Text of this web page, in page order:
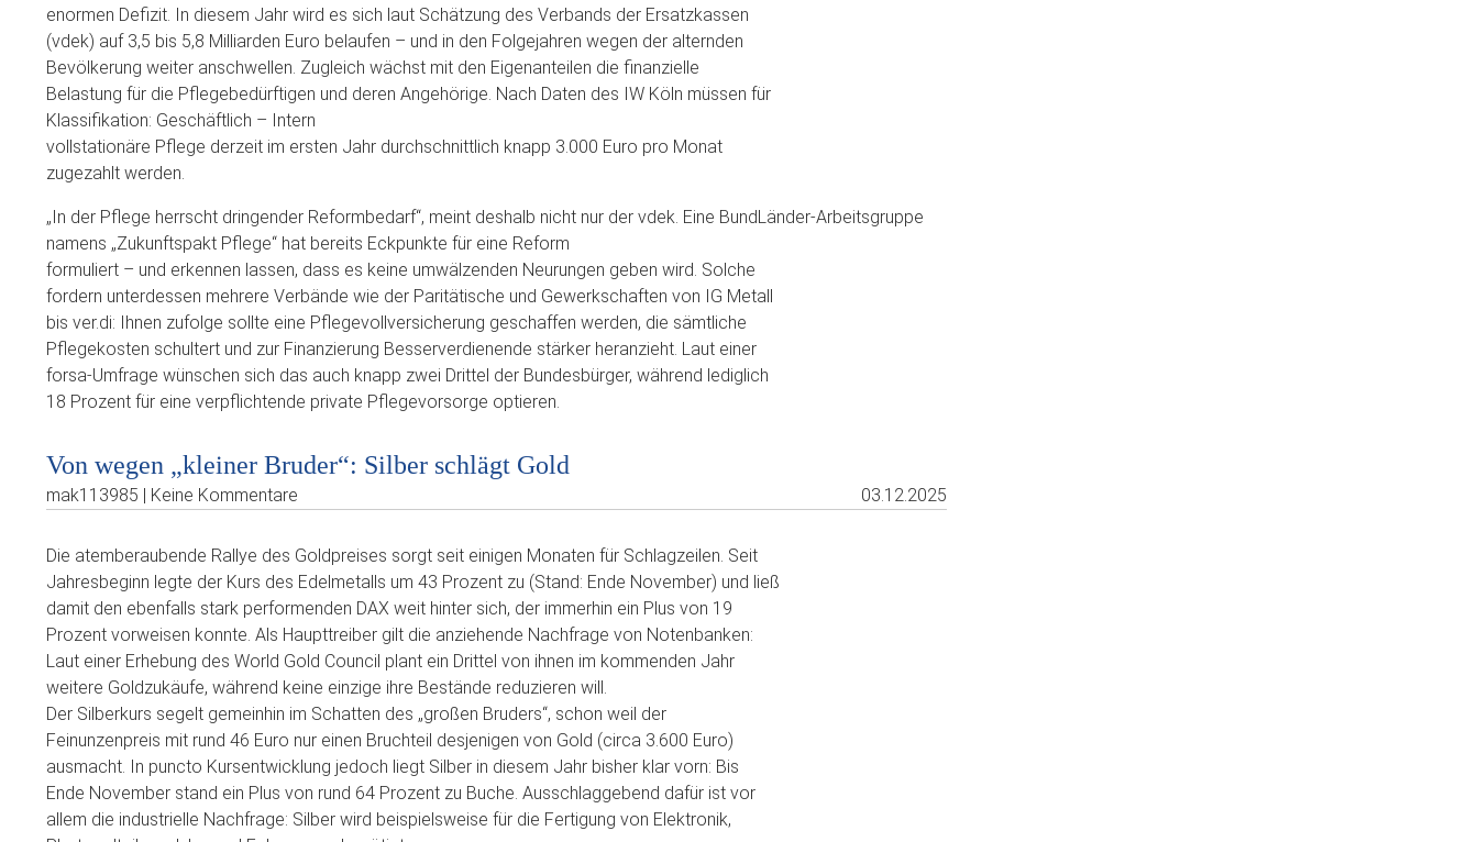
enormen Defizit. In diesem Jahr wird es sich laut Schätzung des Verbands der Ersatzkassen
(vdek) auf 3,5 bis 5,8 Milliarden Euro belaufen – und in den Folgejahren wegen der alternden
Bevölkerung weiter anschwellen. Zugleich wächst mit den Eigenanteilen die finanzielle
Belastung für die Pflegebedürftigen und deren Angehörige. Nach Daten des IW Köln müssen für
Klassifikation: Geschäftlich – Intern
vollstationäre Pflege derzeit im ersten Jahr durchschnittlich knapp 3.000 Euro pro Monat
zugezahlt werden.
„In der Pflege herrscht dringender Reformbedarf“, meint deshalb nicht nur der vdek. Eine BundLänder-Arbeitsgruppe
namens „Zukunftspakt Pflege“ hat bereits Eckpunkte für eine Reform
formuliert – und erkennen lassen, dass es keine umwälzenden Neurungen geben wird. Solche
fordern unterdessen mehrere Verbände wie der Paritätische und Gewerkschaften von IG Metall
bis ver.di: Ihnen zufolge sollte eine Pflegevollversicherung geschaffen werden, die sämtliche
Pflegekosten schultert und zur Finanzierung Besserverdienende stärker heranzieht. Laut einer
forsa-Umfrage wünschen sich das auch knapp zwei Drittel der Bundesbürger, während lediglich
18 Prozent für eine verpflichtende private Pflegevorsorge optieren.
Von wegen „kleiner Bruder“: Silber schlägt Gold
mak113985 | Keine Kommentare 03.12.2025
Die atemberaubende Rallye des Goldpreises sorgt seit einigen Monaten für Schlagzeilen. Seit
Jahresbeginn legte der Kurs des Edelmetalls um 43 Prozent zu (Stand: Ende November) und ließ
damit den ebenfalls stark performenden DAX weit hinter sich, der immerhin ein Plus von 19
Prozent vorweisen konnte. Als Haupttreiber gilt die anziehende Nachfrage von Notenbanken:
Laut einer Erhebung des World Gold Council plant ein Drittel von ihnen im kommenden Jahr
weitere Goldzukäufe, während keine einzige ihre Bestände reduzieren will.
Der Silberkurs segelt gemeinhin im Schatten des „großen Bruders“, schon weil der
Feinunzenpreis mit rund 46 Euro nur einen Bruchteil desjenigen von Gold (circa 3.600 Euro)
ausmacht. In puncto Kursentwicklung jedoch liegt Silber in diesem Jahr bisher klar vorn: Bis
Ende November stand ein Plus von rund 64 Prozent zu Buche. Ausschlaggebend dafür ist vor
allem die industrielle Nachfrage: Silber wird beispielsweise für die Fertigung von Elektronik,